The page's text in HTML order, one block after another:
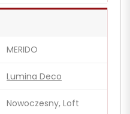
MERIDO
Lumina Deco
Nowoczesny, Loft